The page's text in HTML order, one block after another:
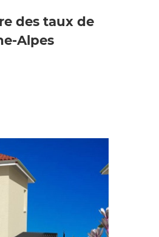
des taux de
Alpes